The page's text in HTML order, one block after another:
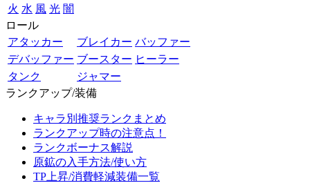
火 水 風 光 闇
ロール
アタッカー
ブレイカー バッファー
デバッファー ブースター ヒーラー
タンク
ジャマー
ランクアップ/装備
キャラ別推奨ランクまとめ
ランクアップ時の注意点！
ランクボーナス解説
原鉱の入手方法/使い方
TP上昇/消費軽減装備一覧